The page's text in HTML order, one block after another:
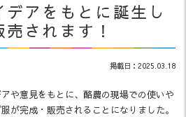
アをもとに誕生し
されます！
掲載日：2025.03.18
や意見をもとに、酪農の現場での使いや
が完成・販売されることになりました。